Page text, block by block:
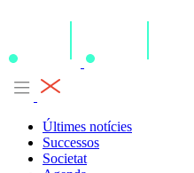
Últimes notícies
Successos
Societat